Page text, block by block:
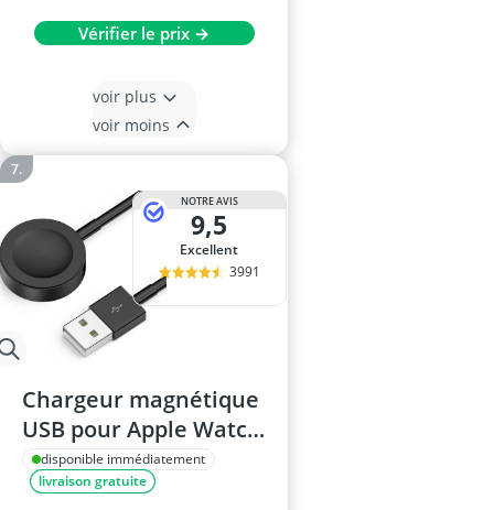
Vérifier le prix →
voir plus
voir moins
NOTRE AVIS
9,5
Excellent
3991
Chargeur magnétique
USB pour Apple Watch
Series 2–10, Ultra 2 et
SE – Noir
disponible immédiatement
livraison gratuite